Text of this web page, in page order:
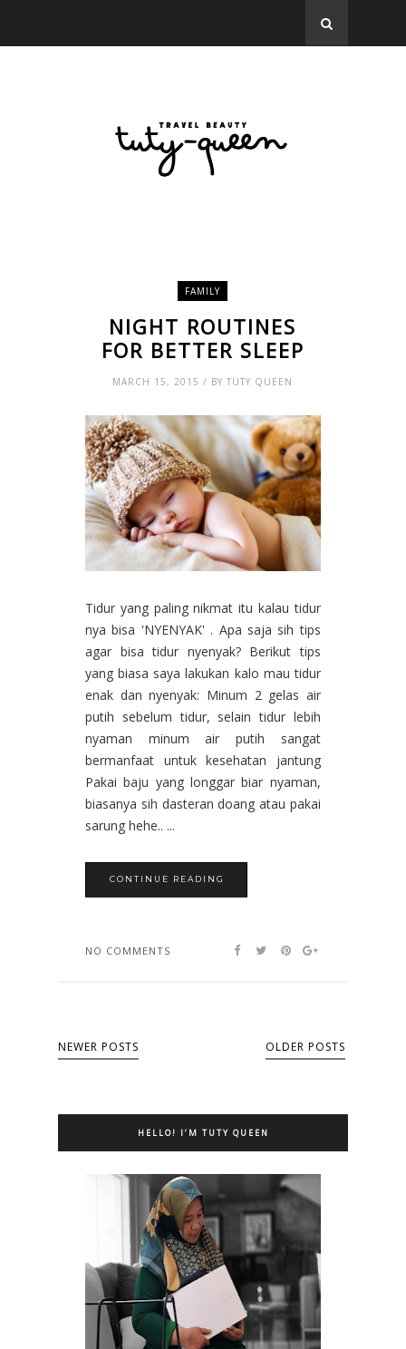
FAMILY
NIGHT ROUTINES
FOR BETTER SLEEP
MARCH 15, 2015 / BY TUTY QUEEN
Tidur yang paling nikmat itu kalau tidur
nya bisa 'NYENYAK' . Apa saja sih tips
agar bisa tidur nyenyak? Berikut tips
yang biasa saya lakukan kalo mau tidur
enak dan nyenyak: Minum 2 gelas air
putih sebelum tidur, selain tidur lebih
nyaman minum air putih sangat
bermanfaat untuk kesehatan jantung
Pakai baju yang longgar biar nyaman,
biasanya sih dasteran doang atau pakai
sarung hehe.. ...
CONTINUE READING
NO COMMENTS
NEWER POSTS OLDER POSTS
HELLO! I’M TUTY QUEEN